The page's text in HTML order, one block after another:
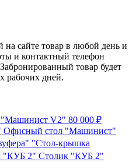
на сайте товар в любой день и
и контактный телефон
товар будет
рабочих дней.
"Машинист V2" 80 000 ₽
Офисный стол "Машинист"
"Стол-крышка
Столик "КУБ 2"